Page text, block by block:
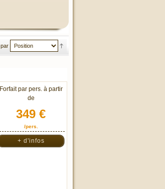
Forfait par pers. à partir
de
349 €
/pers.
+ d'infos